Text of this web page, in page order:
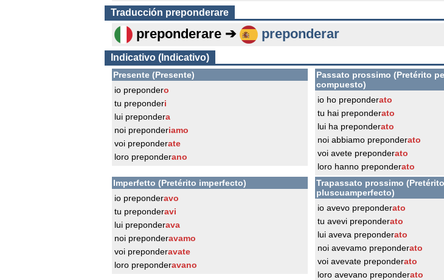
Traducción preponderare
preponderare ➔ preponderar
Indicativo (Indicativo)
Presente (Presente)
io prepondero
tu preponderi
lui prepondera
noi preponderiamo
voi preponderate
loro preponderano
Passato prossimo (Pretérito
compuesto)
io ho preponderato
tu hai preponderato
lui ha preponderato
noi abbiamo preponderato
voi avete preponderato
loro hanno preponderato
Imperfetto (Pretérito imperfecto)
io preponderavo
tu preponderavi
lui preponderava
noi preponderavamo
voi preponderavate
loro preponderavano
Trapassato prossimo (Pretérito
pluscuamperfecto)
io avevo preponderato
tu avevi preponderato
lui aveva preponderato
noi avevamo preponderato
voi avevate preponderato
loro avevano preponderato